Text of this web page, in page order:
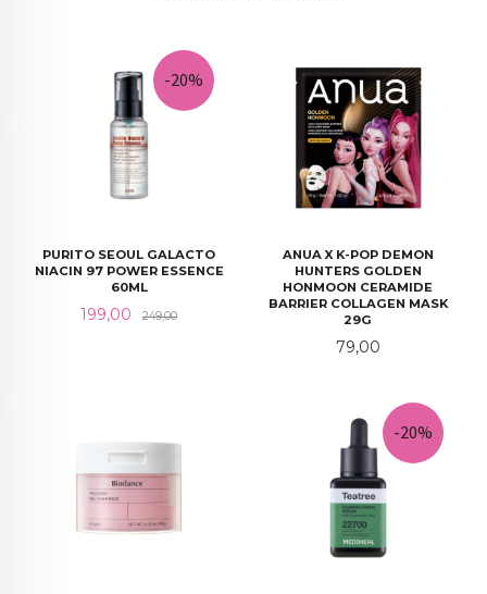
PURITO SEOUL GALACTO
NIACIN 97 POWER ESSENCE
60ML
Tilbud
199,00 249,00Rabatt
-20%
ANUA X K-POP DEMON
HUNTERS GOLDEN
HONMOON CERAMIDE
BARRIER COLLAGEN MASK
29G
Pris
79,00
-20%